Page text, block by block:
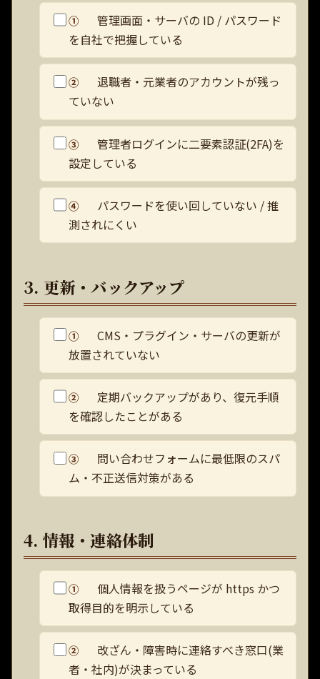
①
管理画面・サーバの ID / パスワード
を自社で把握している
②
退職者・元業者のアカウントが残っ
ていない
③
管理者ログインに二要素認証(2FA)を
設定している
④
パスワードを使い回していない / 推
測されにくい
3. 更新・バックアップ
①
CMS・プラグイン・サーバの更新が
放置されていない
②
定期バックアップがあり、復元手順
を確認したことがある
③
問い合わせフォームに最低限のスパ
ム・不正送信対策がある
4. 情報・連絡体制
①
個人情報を扱うページが https かつ
取得目的を明示している
②
改ざん・障害時に連絡すべき窓口(業
者・社内)が決まっている